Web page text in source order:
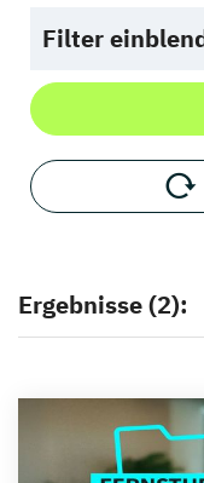
Filter
Ergebnisse (2):